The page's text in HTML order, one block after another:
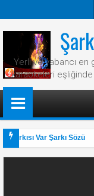
Yerli ve yabancı en
karaokeleri
Var Şarkı Sözü